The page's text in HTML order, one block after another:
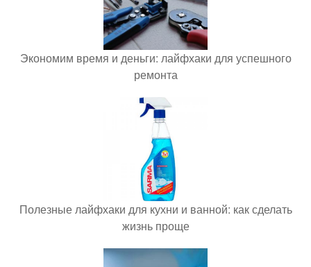
Экономим время и деньги: лайфхаки для успешного
ремонта
Полезные лайфхаки для кухни и ванной: как сделать
жизнь проще